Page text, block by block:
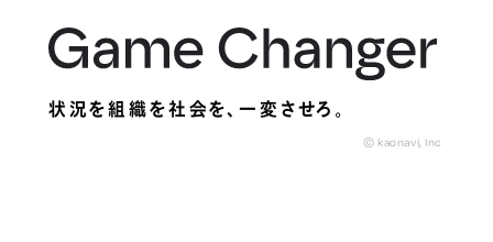
状況を組織を社会を、一変させろ。
© kaonavi, Inc